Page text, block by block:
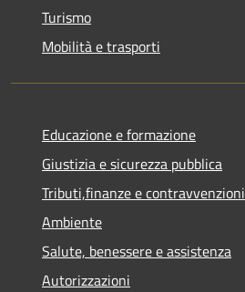
Turismo
Mobilità e trasporti
Educazione e formazione
Giustizia e sicurezza pubblica
Tributi,finanze e contravvenzioni
Ambiente
Salute, benessere e assistenza
Autorizzazioni